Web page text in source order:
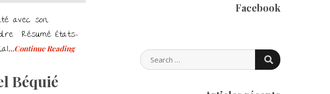
avec son
Résumé États-
…Continue Reading
Béquié
Facebook
SEARCH
FOR:
SEARCH